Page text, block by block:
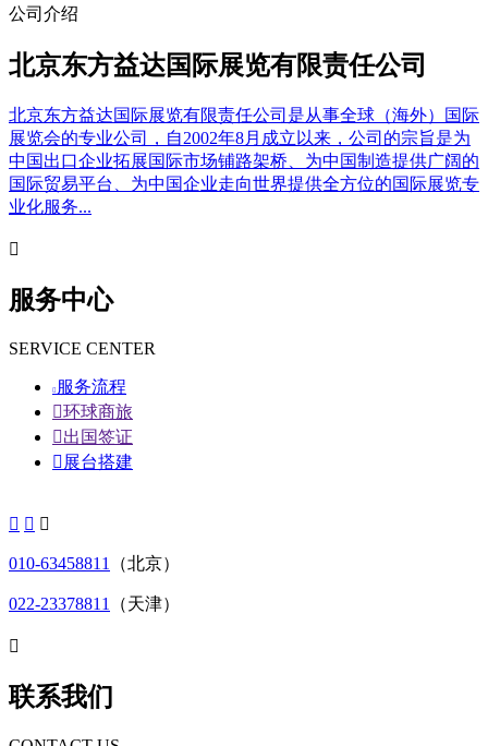
公司介绍
北京东方益达国际展览有限责任公司
北京东方益达国际展览有限责任公司是从事全球（海外）国际
展览会的专业公司，自2002年8月成立以来，公司的宗旨是为
中国出口企业拓展国际市场铺路架桥、为中国制造提供广阔的
国际贸易平台、为中国企业走向世界提供全方位的国际展览专
业化服务...

服务中心
SERVICE CENTER
 服务流程
环球商旅
出国签证
 展台搭建
  
010-63458811 （北京）
022-23378811 （天津）

联系我们